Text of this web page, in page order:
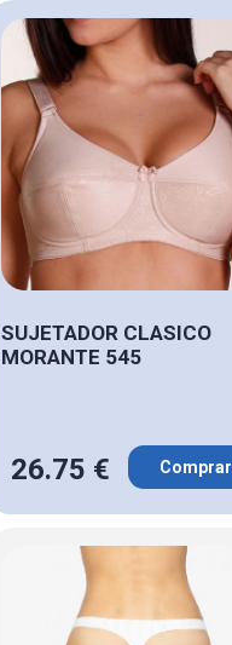
SUJETADOR CLASICO
MORANTE 545
26.75 € Comprar